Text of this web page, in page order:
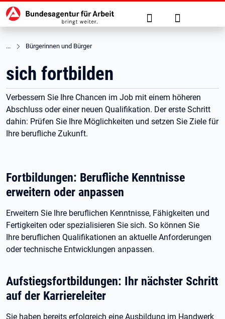
zu den Hauptinhalten springen
Hauptnavigation Suche Anmelden
Bürgerinnen und Bürger
sich fortbilden
Verbessern Sie Ihre Chancen im Job mit einem höheren
Abschluss oder einer neuen Qualifikation. Der erste Schritt
dahin: Prüfen Sie Ihre Möglichkeiten und setzen Sie Ziele für
Ihre berufliche Zukunft.
Fortbildungen: Berufliche Kenntnisse
erweitern oder anpassen
Erweitern Sie Ihre beruflichen Kenntnisse, Fähigkeiten und
Fertigkeiten oder spezialisieren Sie sich. So können Sie
Ihre beruflichen Qualifikationen an aktuelle Anforderungen
oder technische Entwicklungen anpassen.
Aufstiegsfortbildungen: Ihr nächster Schritt
auf der Karriereleiter
Sie haben bereits erfolgreich eine Ausbildung im Handwerk